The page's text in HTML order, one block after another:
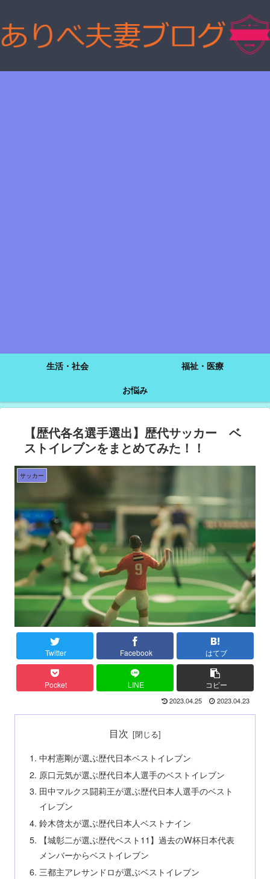
生活・社会
福祉・医療
お悩み
【歴代各名選手選出】歴代サッカー ベ
ストイレブンをまとめてみた！！
サッカー
Twitter Facebook はてブ
Pocket LINE コピー
2023.04.25 2023.04.23
目次
中村憲剛が選ぶ歴代日本ベストイレブン
原口元気が選ぶ歴代日本人選手のベストイレブン
田中マルクス闘莉王が選ぶ歴代日本人選手のベスト
イレブン
鈴木啓太が選ぶ歴代日本人ベストナイン
【城彰二が選ぶ歴代ベスト11】過去のW杯日本代表
メンバーからベストイレブン
三都主アレサンドロが選ぶベストイレブン